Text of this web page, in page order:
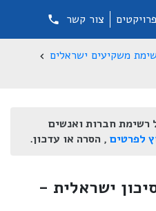
צור קשר
משקיעים ישראלים
רשימת חברות ואנשים
לפרטים , הסרה או עדכון.
ישראלית -